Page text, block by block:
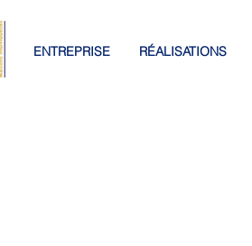
ENTREPRISE RÉALISATIONS